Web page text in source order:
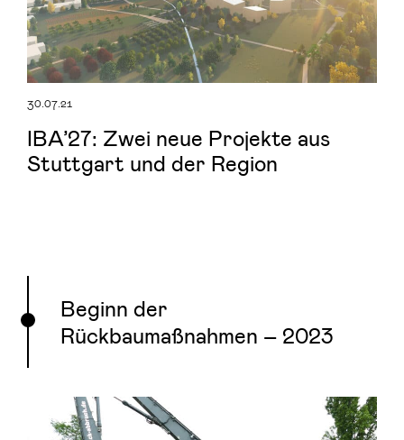
30.07.21
IBA’27: Zwei neue Projekte aus
Stuttgart und der Region
Beginn der
Rückbaumaßnahmen – 2023